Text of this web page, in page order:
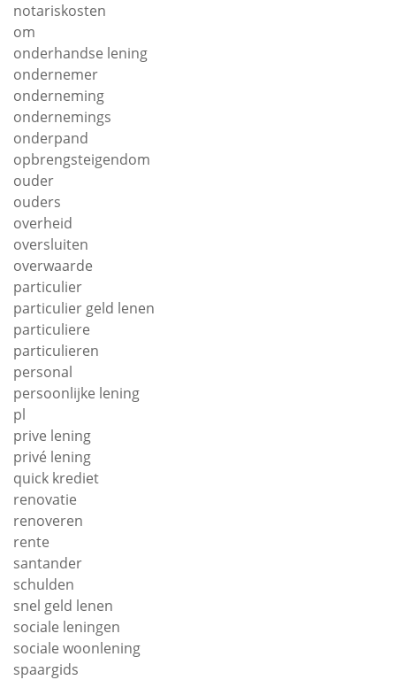
notariskosten
om
onderhandse lening
ondernemer
onderneming
ondernemings
onderpand
opbrengsteigendom
ouder
ouders
overheid
oversluiten
overwaarde
particulier
particulier geld lenen
particuliere
particulieren
personal
persoonlijke lening
pl
prive lening
privé lening
quick krediet
renovatie
renoveren
rente
santander
schulden
snel geld lenen
sociale leningen
sociale woonlening
spaargids